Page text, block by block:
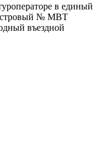
в единый
№ МВТ
въездной